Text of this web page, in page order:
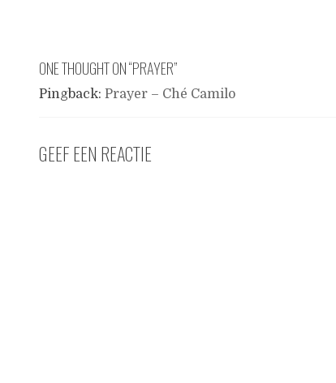
ONE THOUGHT ON “PRAYER”
Pingback:Prayer – Ché Camilo
GEEF EEN REACTIE